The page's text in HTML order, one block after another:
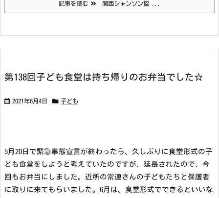
記事を読む 関西シャンソン協 ...
第138回子ども食堂は持ち帰りのお弁当でした☆
2021年6月4日 子ども
5月20日で緊急事態宣言が終わったら、久しぶりに食堂形式の子
ども食堂をしようと考えていたのですが、延長されたので、今
回もお弁当にしました。近所の常連さんの子どもたちと保護者
に取りに来てもらいました。6月は、食堂形式でできるといいな